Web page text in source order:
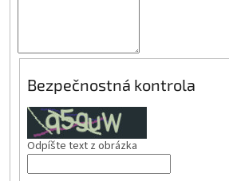
Bezpečnostná kontrola
Odpíšte text z obrázka